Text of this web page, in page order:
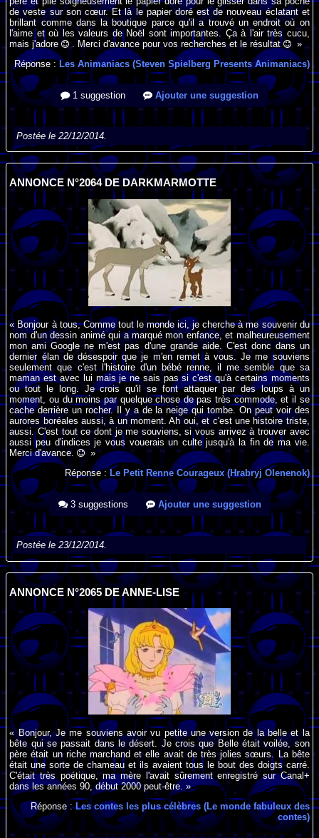
de veste sur son cœur. Et là le papier doré est de nouveau éclatant et
brillant comme dans la boutique parce qu'il a trouvé un endroit où on
l'aime et où les valeurs de Noël sont importantes. Ça à l'air très cucu,
mais j'adore
. Merci d'avance pour vos recherches et le résultat
»
Réponse :Les Animaniacs (Steven Spielberg Presents Animaniacs)
1 suggestion Ajouter une suggestion
Postée le 22/12/2014.
ANNONCE N°2064 DE DARKMARMOTTE
« Bonjour à tous, Comme tout le monde ici, je cherche à me souvenir du
nom d'un dessin animé qui a marqué mon enfance, et malheureusement
mon ami Google ne m'est pas d'une grande aide. C'est donc dans un
dernier élan de désespoir que je m'en remet à vous. Je me souviens
seulement que c'est l'histoire d'un bébé renne, il me semble que sa
maman est avec lui mais je ne sais pas si c'est qu'à certains moments
ou tout le long. Je crois qu'il se font attaquer par des loups à un
moment, ou du moins par quelque chose de pas très commode, et il se
cache derrière un rocher. Il y a de la neige qui tombe. On peut voir des
aurores boréales aussi, à un moment. Ah oui, et c'est une histoire triste,
aussi. C'est tout ce dont je me souviens, si vous arrivez à trouver avec
aussi peu d'indices je vous vouerais un culte jusqu'à la fin de ma vie.
Merci d'avance.
»
Réponse :Le Petit Renne Courageux (Hrabryj Olenenok)
3 suggestions Ajouter une suggestion
Postée le 23/12/2014.
ANNONCE N°2065 DE ANNE-LISE
« Bonjour, Je me souviens avoir vu petite une version de la belle et la
bête qui se passait dans le désert. Je crois que Belle était voilée, son
père était un riche marchand et elle avait de très jolies sœurs. La bête
était une sorte de chameau et ils avaient tous le bout des doigts carré.
C'était très poétique, ma mère l'avait sûrement enregistré sur Canal+
dans les années 90, début 2000 peut-être. »
Réponse :Les contes les plus célèbres (Le monde fabuleux des
contes)